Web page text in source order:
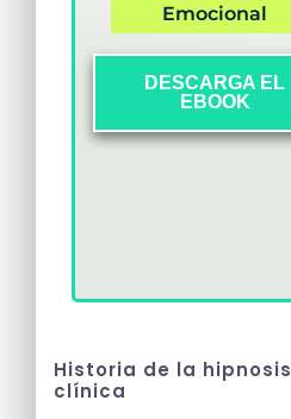
Emocional
DESCARGA EL
EBOOK
Historia de la hipnosis
clínica